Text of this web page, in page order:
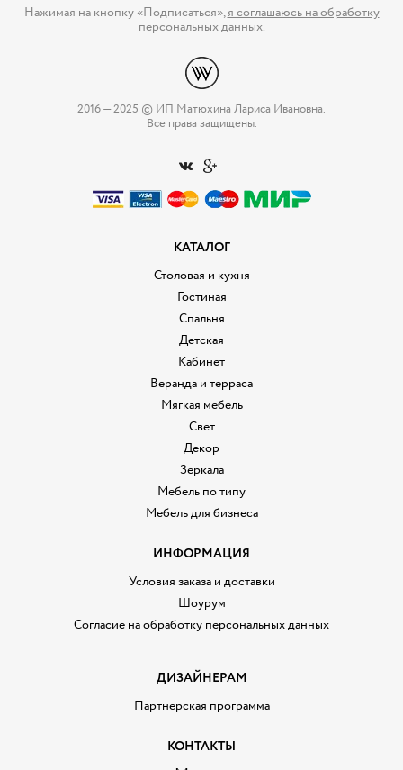
Нажимая на кнопку «Подписаться»,я соглашаюсь на обработку
персональных данных.
2016 — 2025 © ИП Матюхина Лариса Ивановна.
Все права защищены.
КАТАЛОГ
Столовая и кухня
Гостиная
Спальня
Детская
Кабинет
Веранда и терраса
Мягкая мебель
Свет
Декор
Зеркала
Мебель по типу
Мебель для бизнеса
ИНФОРМАЦИЯ
Условия заказа и доставки
Шоурум
Согласие на обработку персональных данных
ДИЗАЙНЕРАМ
Партнерская программа
КОНТАКТЫ